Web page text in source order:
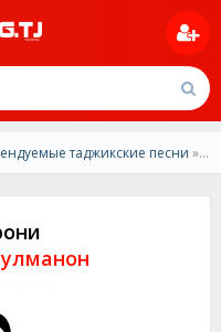
таджикские песни » Ганчинаи Абдулманон - Хонавайрони